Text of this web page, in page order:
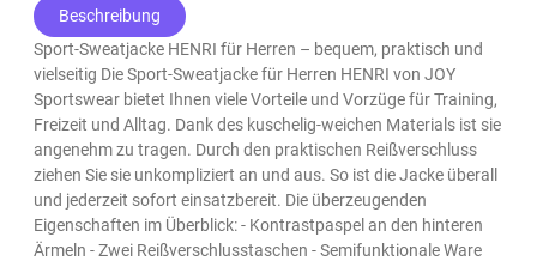
Beschreibung
Sport-Sweatjacke HENRI für Herren – bequem, praktisch und
vielseitig Die Sport-Sweatjacke für Herren HENRI von JOY
Sportswear bietet Ihnen viele Vorteile und Vorzüge für Training,
Freizeit und Alltag. Dank des kuschelig-weichen Materials ist sie
angenehm zu tragen. Durch den praktischen Reißverschluss
ziehen Sie sie unkompliziert an und aus. So ist die Jacke überall
und jederzeit sofort einsatzbereit. Die überzeugenden
Eigenschaften im Überblick: - Kontrastpaspel an den hinteren
Ärmeln - Zwei Reißverschlusstaschen - Semifunktionale Ware